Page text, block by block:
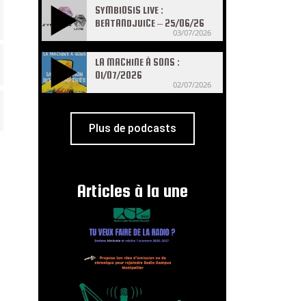
SYMBIOSIS LIVE :
BEATANDJUICE – 25/06/26
03/07/2026
LA MACHINE À SONS :
01/07/2026
02/07/2026
Plus de podcasts
Articles à la une